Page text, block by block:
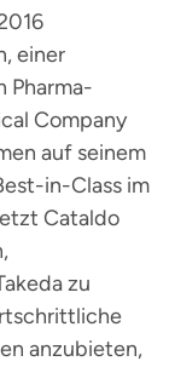
einer
Pharma-
Company
auf seinem
in-Class im
Cataldo
zu
anzubieten,